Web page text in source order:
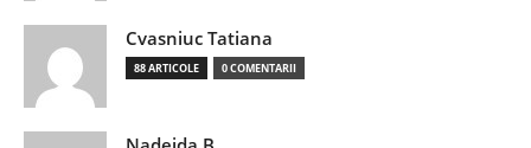
Cvasniuc Tatiana
88 ARTICOLE 0 COMENTARII